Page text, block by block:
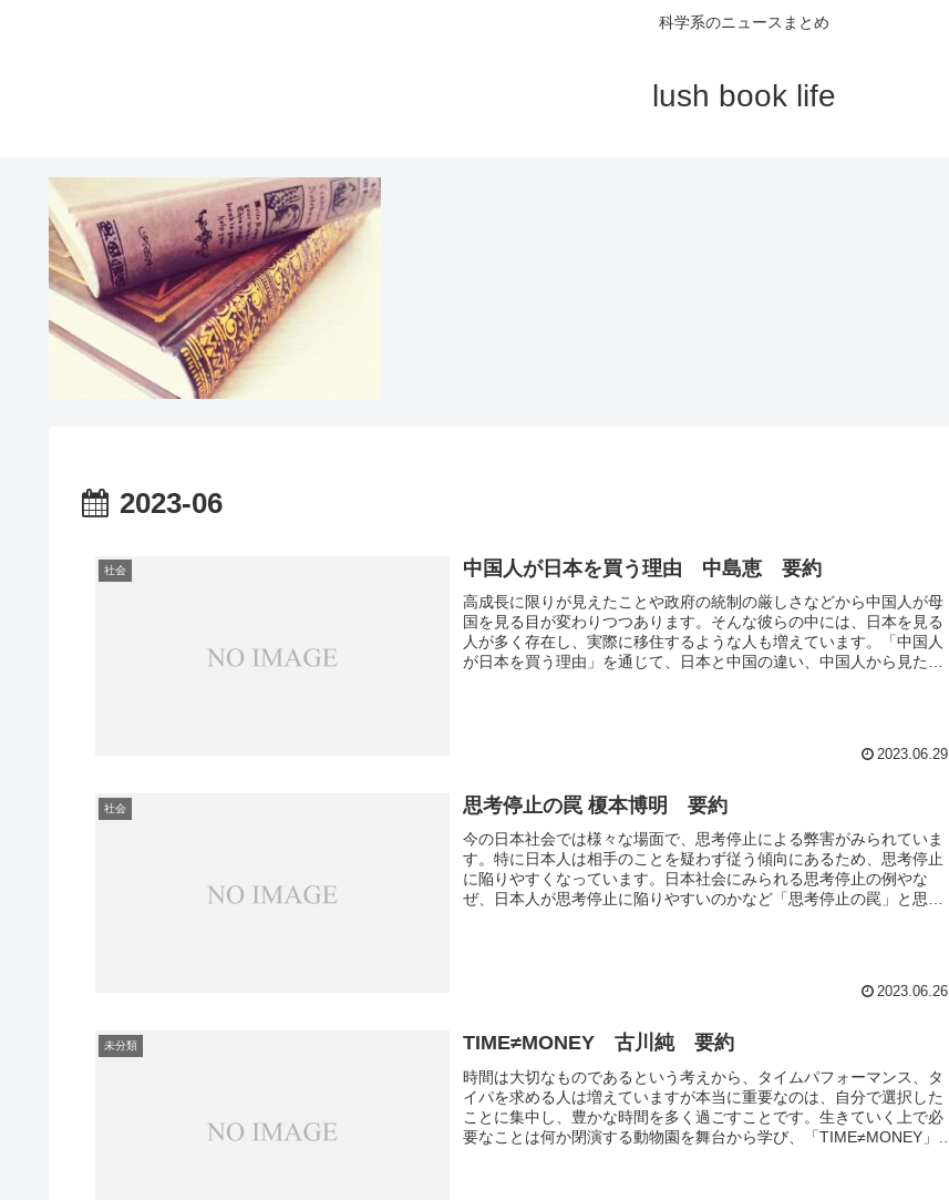
科学系のニュースまとめ
lush book life
2023-06
社会 中国人が日本を買う理由 中島恵 要約
高成長に限りが見えたことや政府の統制の厳しさなどから中国人が母
国を見る目が変わりつつあります。そんな彼らの中には、日本を見る
人が多く存在し、実際に移住するような人も増えています。「中国人
が日本を買う理由」を通じて、日本と中国の違い、中国人から見た日
2023.06.29
社会 思考停止の罠 榎本博明 要約
今の日本社会では様々な場面で、思考停止による弊害がみられていま
す。特に日本人は相手のことを疑わず従う傾向にあるため、思考停止
に陥りやすくなっています。日本社会にみられる思考停止の例やな
ぜ、日本人が思考停止に陥りやすいのかなど「思考停止の罠」と思考
2023.06.26
未分類 TIME≠MONEY 古川純 要約
時間は大切なものであるという考えから、タイムパフォーマンス、タ
イパを求める人は増えていますが本当に重要なのは、自分で選択した
ことに集中し、豊かな時間を多く過ごすことです。生きていく上で必
要なことは何か閉演する動物園を舞台から学び、「TIME≠MONEY」で